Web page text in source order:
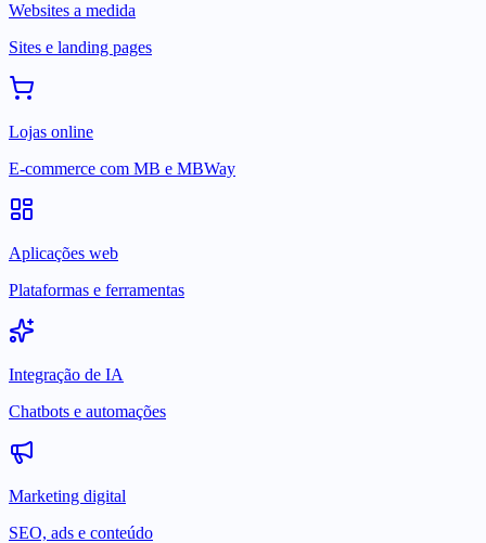
Websites a medida
Sites e landing pages
Lojas online
E-commerce com MB e MBWay
Aplicações web
Plataformas e ferramentas
Integração de IA
Chatbots e automações
Marketing digital
SEO, ads e conteúdo